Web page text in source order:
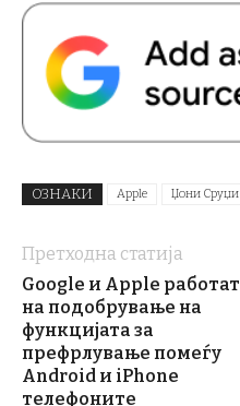
ОЗНАКИ Apple Џони Сруџи
Претходна статија
Google и Apple работат
на подобрување на
функцијата за
префрлување помеѓу
Android и iPhone
телефоните